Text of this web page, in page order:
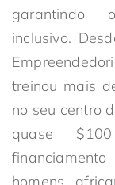
garantindo
inclusivo.
treinou mais
no seu centro
quase